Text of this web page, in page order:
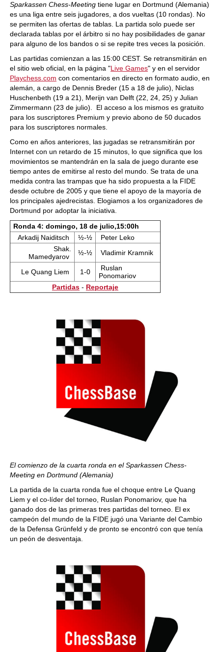
Sparkassen Chess-Meeting tiene lugar en Dortmund (Alemania)
es una liga entre seis jugadores, a dos vueltas (10 rondas). No
se permiten las ofertas de tablas. La partida solo puede ser
declarada tablas por el árbitro si no hay posibilidades de ganar
para alguno de los bandos o si se repite tres veces la posición.
Las partidas comienzan a las 15:00 CEST. Se retransmitirán en
el sitio web oficial, en la página "Live Games" y en el servidor
Playchess.com con comentarios en directo en formato audio, en
alemán, a cargo de Dennis Breder (15 a 18 de julio), Niclas
Huschenbeth (19 a 21), Merijn van Delft (22, 24, 25) y Julian
Zimmermann (23 de julio). El acceso a los mismos es gratuito
para los suscriptores Premium y previo abono de 50 ducados
para los suscriptores normales.
Como en años anteriores, las jugadas se retransmitirán por
Internet con un retardo de 15 minutos, lo que significa que los
movimientos se mantendrán en la sala de juego durante ese
tiempo antes de emitirse al resto del mundo. Se trata de una
medida contra las trampas que ha sido propuesta a la FIDE
desde octubre de 2005 y que tiene el apoyo de la mayoría de
los principales ajedrecistas. Elogiamos a los organizadores de
Dortmund por adoptar la iniciativa.
Ronda 4: domingo, 18 de julio,15:00h
Arkadij Naiditsch
½-½
Peter Leko
Shak.
Mamedyarov
½-½ Vladimir Kramnik
Le Quang Liem 1-0
Ruslan
Ponomariov
Partidas - Reportaje
El comienzo de la cuarta ronda en el Sparkassen Chess-
Meeting en Dortmund (Alemania)
La partida de la cuarta ronda fue el choque entre Le Quang
Liem y el co-líder del torneo, Ruslan Ponomariov, que ha
ganado dos de las primeras tres partidas del torneo. El ex
campeón del mundo de la FIDE jugó una Variante del Cambio
de la Defensa Grünfeld y de pronto se encontró con que tenía
un peón de desventaja.